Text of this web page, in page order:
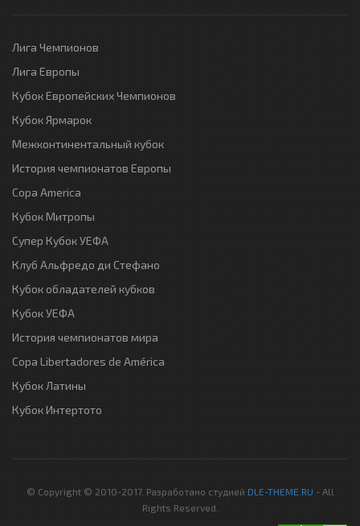
Лига Чемпионов
Лига Европы
Кубок Европейских Чемпионов
Кубок Ярмарок
Межконтинентальный кубок
История чемпионатов Европы
Copa America
Кубок Митропы
Супер Кубок УЕФА
Клуб Альфредо ди Стефано
Кубок обладателей кубков
Кубок УЕФА
История чемпионатов мира
Copa Libertadores de América
Кубок Латины
Кубок Интертото
© Copyright © 2010-2017. Разработано студией DLE-THEME.RU - All
Rights Reserved.